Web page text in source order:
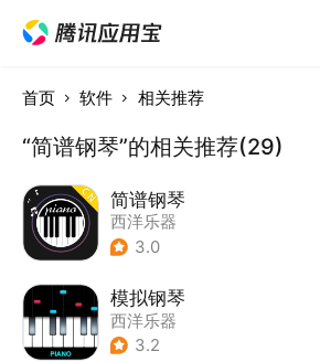
首页 软件 相关推荐
“简谱钢琴”的相关推荐(29)
简谱钢琴
西洋乐器
3.0
模拟钢琴
西洋乐器
3.2